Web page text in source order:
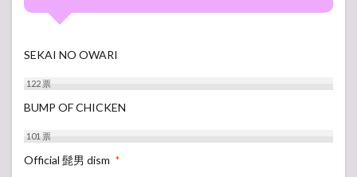
SEKAI NO OWARI
122票
BUMP OF CHICKEN
101票
Official 髭男 dism *